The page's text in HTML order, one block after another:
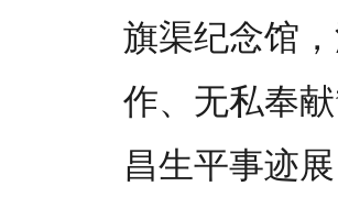
旗渠纪念馆
作、无私奉
昌生平事迹